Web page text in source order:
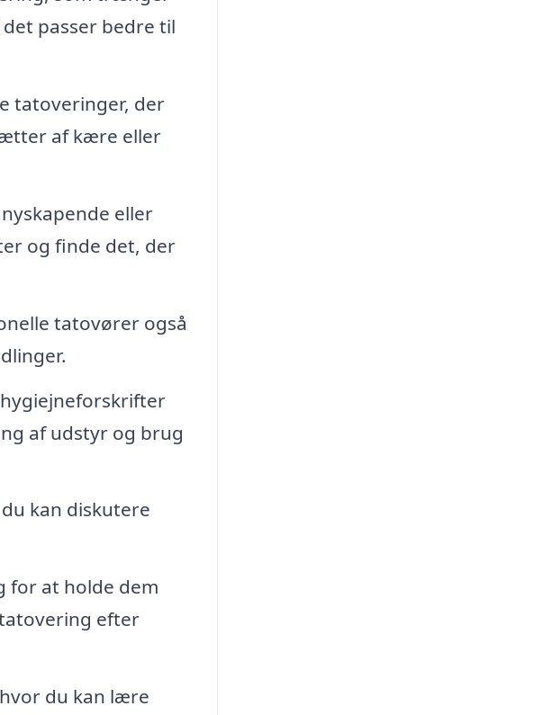
passer bedre til
tatoveringer, der
af kære eller
eller
og finde det, der
tatovører også
af udstyr og brug
kan diskutere
for at holde dem
efter
du kan lære